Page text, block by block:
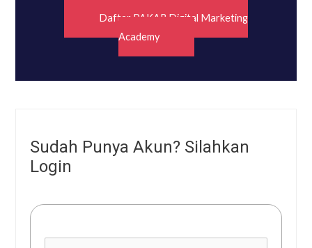
Daftar PAKAR Digital Marketing
Academy
Sudah Punya Akun? Silahkan
Login